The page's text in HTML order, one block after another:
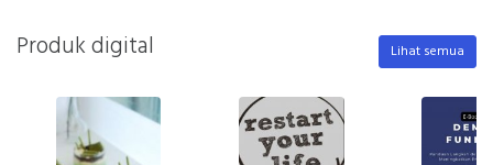
Produk digital Lihat semua